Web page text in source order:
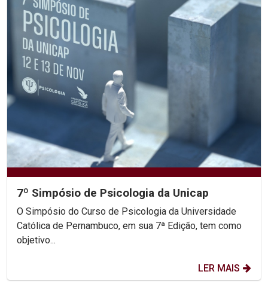
7º Simpósio de Psicologia da Unicap
O Simpósio do Curso de Psicologia da Universidade
Católica de Pernambuco, em sua 7ª Edição, tem como
objetivo...
LER MAIS